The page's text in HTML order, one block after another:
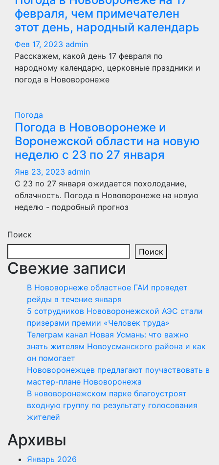
февраля, чем примечателен
этот день, народный календарь
Фев 17, 2023 admin
Расскажем, какой день 17 февраля по
народному календарю, церковные праздники и
погода в Нововоронеже
Погода
Погода в Нововоронеже и
Воронежской области на новую
неделю с 23 по 27 января
Янв 23, 2023 admin
С 23 по 27 января ожидается похолодание,
облачность. Погода в Нововоронеже на новую
неделю - подробный прогноз
Поиск
Поиск
Свежие записи
В Нововорнеже областное ГАИ проведет
рейды в течение января
5 сотрудников Нововоронежской АЭС стали
призерами премии «Человек труда»
Телеграм канал Новая Усмань: что важно
знать жителям Новоусманского района и как
он помогает
Нововоронежцев предлагают поучаствовать в
мастер-плане Нововоронежа
В нововоронежском парке благоустроят
входную группу по результату голосования
жителей
Архивы
Январь 2026